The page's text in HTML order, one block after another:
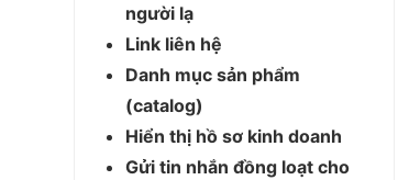
người lạ
Link liên hệ
Danh mục sản phẩm
(catalog)
Hiển thị hồ sơ kinh doanh
Gửi tin nhắn đồng loạt cho